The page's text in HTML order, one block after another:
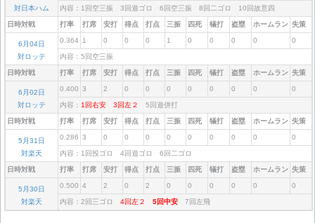
対日本ハム
内容：1回空三振 3回遊ゴロ 6回空三振 8回二ゴロ 10回故意四
日時対戦 打率 打席 安打 得点 打点 三振 四死 犠打 盗塁 ホームラン 失策
6月04日
対ロッテ
0.364 1 0 0 0 1 0 0 0 0 0
内容：5回空三振
日時対戦 打率 打席 安打 得点 打点 三振 四死 犠打 盗塁 ホームラン 失策
6月02日
対ロッテ
0.400 3 2 0 0 0 0 0 0 0 0
内容： 1回右安 3回左２ 5回遊併打
日時対戦 打率 打席 安打 得点 打点 三振 四死 犠打 盗塁 ホームラン 失策
5月31日
対楽天
0.286 3 0 0 0 0 0 0 0 0 0
内容：1回投ゴロ 4回遊ゴロ 6回二ゴロ
日時対戦 打率 打席 安打 得点 打点 三振 四死 犠打 盗塁 ホームラン 失策
5月30日
対楽天
0.500 4 2 0 2 0 0 0 0 0 0
内容：2回三ゴロ 4回左２ 5回中安 7回左飛